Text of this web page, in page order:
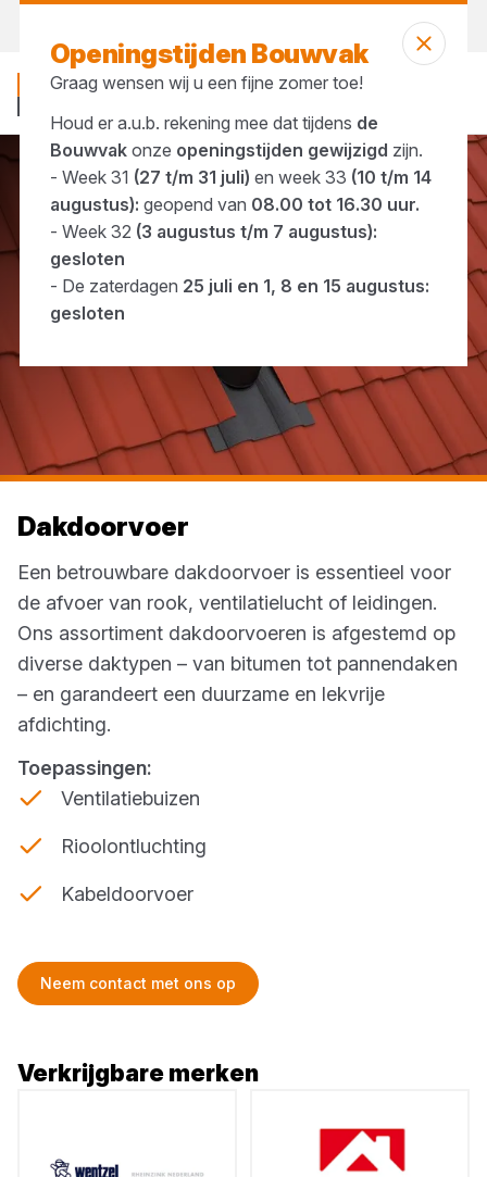
... Dakdoorvoer
Dakdoorvoer
Een betrouwbare dakdoorvoer is essentieel voor
de afvoer van rook, ventilatielucht of leidingen.
Ons assortiment dakdoorvoeren is afgestemd op
diverse daktypen – van bitumen tot pannendaken
– en garandeert een duurzame en lekvrije
afdichting.
Toepassingen:
Ventilatiebuizen
Rioolontluchting
Kabeldoorvoer
Neem contact met ons op
Verkrijgbare merken
Openingstijden Bouwvak
Graag wensen wij u een fijne zomer toe!
Houd er a.u.b. rekening mee dat tijdens de
Bouwvakonze openingstijden gewijzigd zijn.
- Week 31 (27 t/m 31 juli) en week 33 (10 t/m 14
augustus): geopend van 08.00 tot 16.30 uur.
- Week 32 (3 augustus t/m 7 augustus):
gesloten
- De zaterdagen 25 juli en 1, 8 en 15 augustus:
gesloten